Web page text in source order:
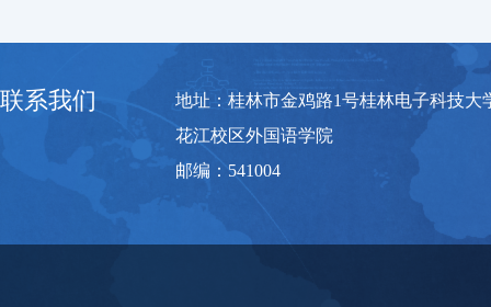
联系我们
地址：桂林市金鸡路1号桂林电子科技大
花江校区外国语学院
邮编：541004